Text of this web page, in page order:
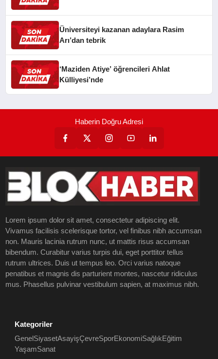
Üniversiteyi kazanan adaylara Rasim
Arı’dan tebrik
‘Maziden Atiye’ öğrencileri Ahlat
Külliyesi’nde
Haberin Doğru Adresi
Lorem ipsum dolor sit amet, consectetur adipiscing elit.
Vivamus facilisis scelerisque tortor, vel finibus nibh accumsan
non. Mauris lacinia rutrum nunc, ut mattis risus accumsan
bibendum. Curabitur varius turpis dui, eget porttitor tellus
rutrum ultrices. Duis ut tempus leo. Orci varius natoque
penatibus et magnis dis parturient montes, nascetur ridiculus
mus. Phasellus pulvinar vestibulum sapien, at maximus nibh.
Kategoriler
Genel SiyasetAsayişÇevreSporEkonomiSağlıkEğitim
YaşamSanat